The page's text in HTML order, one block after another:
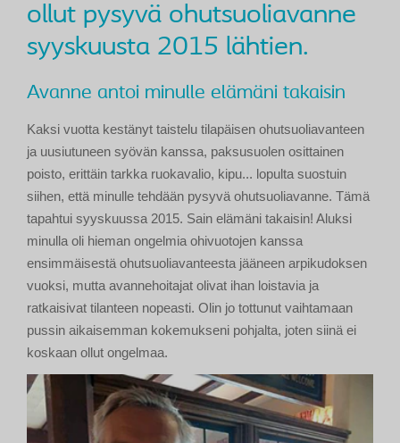
ollut pysyvä ohutsuoliavanne
syyskuusta 2015 lähtien.
Avanne antoi minulle elämäni takaisin
Kaksi vuotta kestänyt taistelu tilapäisen ohutsuoliavanteen
ja uusiutuneen syövän kanssa, paksusuolen osittainen
poisto, erittäin tarkka ruokavalio, kipu... lopulta suostuin
siihen, että minulle tehdään pysyvä ohutsuoliavanne. Tämä
tapahtui syyskuussa 2015. Sain elämäni takaisin! Aluksi
minulla oli hieman ongelmia ohivuotojen kanssa
ensimmäisestä ohutsuoliavanteesta jääneen arpikudoksen
vuoksi, mutta avannehoitajat olivat ihan loistavia ja
ratkaisivat tilanteen nopeasti. Olin jo tottunut vaihtamaan
pussin aikaisemman kokemukseni pohjalta, joten siinä ei
koskaan ollut ongelmaa.